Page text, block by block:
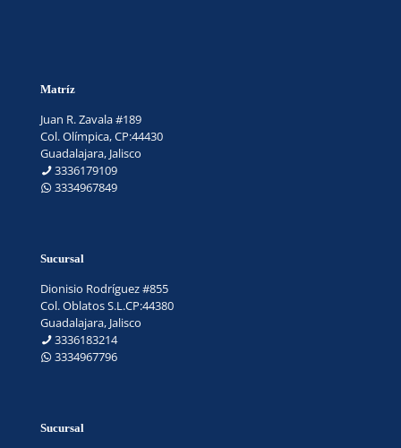
Matríz
Juan R. Zavala #189
Col. Olímpica, CP:44430
Guadalajara, Jalisco
3336179109
3334967849
Sucursal
Dionisio Rodríguez #855
Col. Oblatos S.L.CP:44380
Guadalajara, Jalisco
3336183214
3334967796
Sucursal